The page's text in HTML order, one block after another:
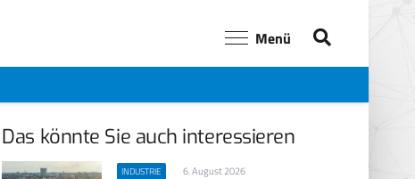
Menü
Das könnte Sie auch interessieren
INDUSTRIE 6. August 2026